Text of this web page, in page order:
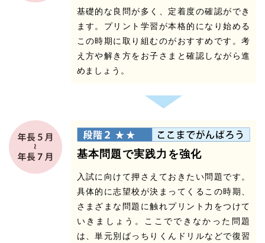
基礎的な良問が多く、定着度の確認ができ
ます。プリント学習が本格的になり始める
この時期に取り組むのがおすすめです。考
え方や解き方をお子さまと確認しながら進
めましょう。
基本問題で実践力を強化
入試に向けて押さえておきたい問題です。
具体的に志望校が決まってくるこの時期、
さまざまな問題に触れプリント力をつけて
いきましょう。ここでできなかった問題
は、単元別ばっちりくんドリルなどで復習